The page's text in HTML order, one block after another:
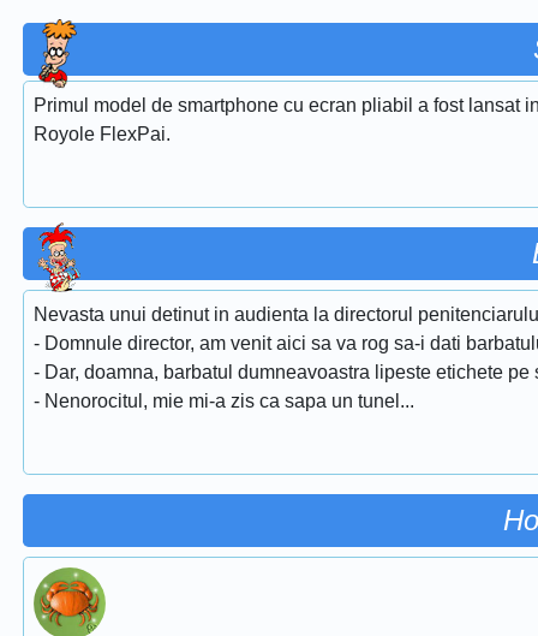
Primul model de smartphone cu ecran pliabil a fost lansat
Royole FlexPai.
Nevasta unui detinut in audienta la directorul
- Domnule director, am venit aici sa va rog sa-i dati
- Dar, doamna, barbatul dumneavoastra lipeste etichete
- Nenorocitul, mie mi-a zis ca sapa un tunel...